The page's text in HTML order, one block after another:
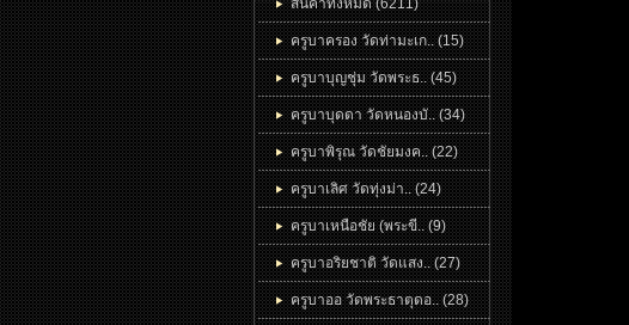
สินค้าทั้งหมด (6211)
ครูบาครอง วัดท่ามะเก.. (15)
ครูบาบุญชุ่ม วัดพระธ.. (45)
ครูบาบุดดา วัดหนองบั.. (34)
ครูบาพิรุณ วัดชัยมงค.. (22)
ครูบาเลิศ วัดทุ่งม่า.. (24)
ครูบาเหนือชัย (พระขี.. (9)
ครูบาอริยชาติ วัดแสง.. (27)
ครูบาออ วัดพระธาตุดอ.. (28)